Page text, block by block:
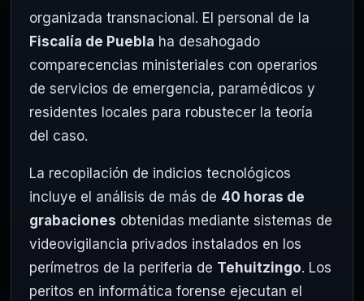
organizada transnacional. El personal de la
Fiscalía de Puebla ha desahogado
comparecencias ministeriales con operarios
de servicios de emergencia, paramédicos y
residentes locales para robustecer la teoría
del caso.
La recopilación de indicios tecnológicos
incluye el análisis de más de 40 horas de
grabaciones obtenidas mediante sistemas de
videovigilancia privados instalados en los
perímetros de la periferia de Tehuitzingo. Los
peritos en informática forense ejecutan el